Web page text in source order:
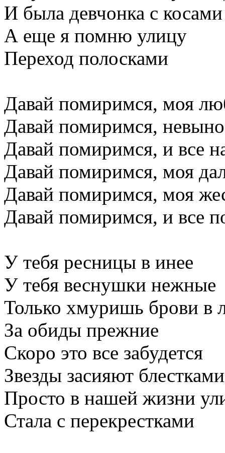
И была девчонка с косами
А еще я помню улицу
Переход полосками
Давай помиримся, моя
Давай помиримся,
Давай помиримся, и все
Давай помиримся, моя
Давай помиримся, моя
Давай помиримся, и все
У тебя ресницы в инее
У тебя веснушки нежные
Только хмуришь брови в
За обиды прежние
Скоро это все забудется
Звезды засияют блестками
Просто в нашей жизни
Стала с перекрестками